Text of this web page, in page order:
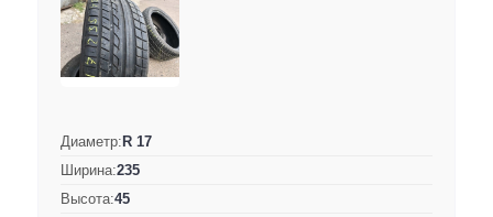
Диаметр:R 17
Ширина:235
Высота:45